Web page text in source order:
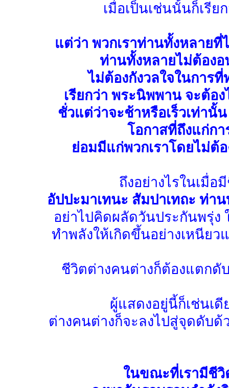
เมื่อเป็นเช่นนั้นก็เรี
แต่ว่า พวกเราท่านทั้งหลาย
ท่านทั้งหลายไม่ต้องอ
ไม่ต้องกังวลใจในการ
เรียกว่า พระนิพพาน จะต้อ
ชั่วแต่ว่าจะช้าหรือเร็วเท่านั้
โอกาสที่ถึงแก่ก
ย่อมมีแก่พวกเราโดยไม่ต้
ถึงอย่างไรในเมื่
อัปปะมาเทนะ สัมปาเทถะ ท่า
อย่าไปคิดผลัดวันประกันพรุ่ง
ทำพลังให้เกิดขึ้นอย่างเหนีย
ชีวิตต่างคนต่างก็ต้องแตกดั
ผู้แสดงอยู่นี้ก็เช่นเ
ต่างคนต่างก็จะลงไปสู่จุดดับด้
ในขณะที่เรามีชีวิ